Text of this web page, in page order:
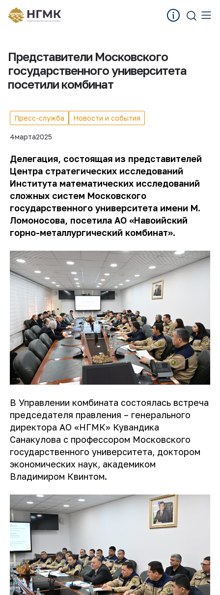
Представители Московского
государственного университета
посетили комбинат
Пресс-служба Новости и события
4марта2025
Делегация, состоящая из представителей
Центра стратегических исследований
Института математических исследований
сложных систем Московского
государственного университета имени М.
Ломоносова, посетила АО «Навоийский
горно-металлургический комбинат».
В Управлении комбината состоялась встреча
председателя правления – генерального
директора АО «НГМК» Кувандика
Санакулова с профессором Московского
государственного университета, доктором
экономических наук, академиком
Владимиром Квинтом.